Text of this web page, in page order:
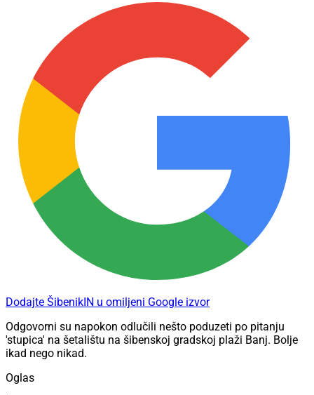
Dodajte ŠibenikIN u omiljeni Google izvor
Odgovorni su napokon odlučili nešto poduzeti po pitanju
'stupica' na šetalištu na šibenskoj gradskoj plaži Banj. Bolje
ikad nego nikad.
Oglas